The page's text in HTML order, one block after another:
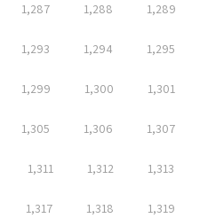
1,287 1,288 1,289
1,293 1,294 1,295
1,299 1,300 1,301
1,305 1,306 1,307
1,311 1,312 1,313
1,317 1,318 1,319